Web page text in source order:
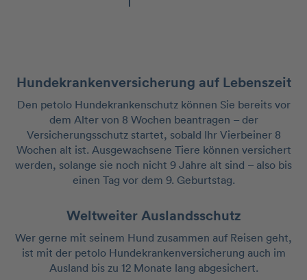
Hundekrankenversicherung auf Lebenszeit
Den petolo Hundekrankenschutz können Sie bereits vor
dem Alter von 8 Wochen beantragen – der
Versicherungsschutz startet, sobald Ihr Vierbeiner 8
Wochen alt ist. Ausgewachsene Tiere können versichert
werden, solange sie noch nicht 9 Jahre alt sind – also bis
einen Tag vor dem 9. Geburtstag.
Weltweiter Auslandsschutz
Wer gerne mit seinem Hund zusammen auf Reisen geht,
ist mit der petolo Hundekrankenversicherung auch im
Ausland bis zu 12 Monate lang abgesichert.